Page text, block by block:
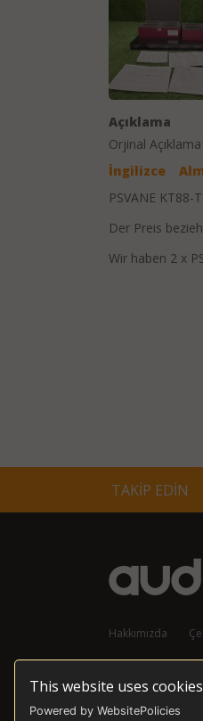
This website uses
Powered by WebsitePolicies
Açıklama
Orjinal Açıklama
İngilizce
PSVANE
Der Preis
Wir haben 2 x
TAKİP EDİN
Hakkımızda
© 2026 audioG -